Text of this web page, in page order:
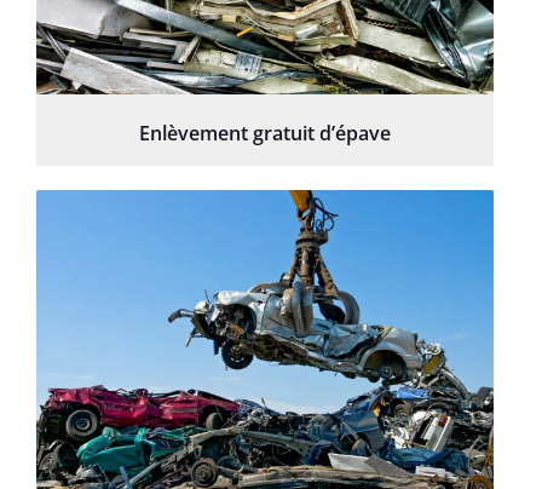
Enlèvement gratuit d’épave